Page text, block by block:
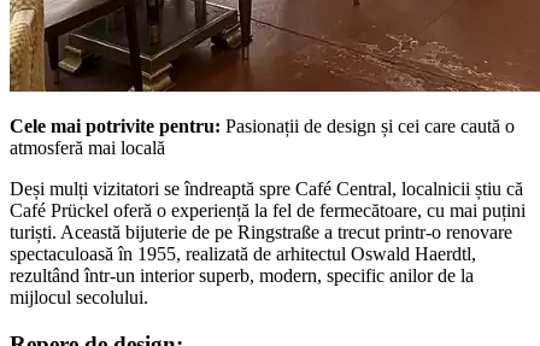
Cele mai potrivite pentru: Pasionații de design și cei care caută o
atmosferă mai locală
Deși mulți vizitatori se îndreaptă spre Café Central, localnicii știu că
Café Prückel oferă o experiență la fel de fermecătoare, cu mai puțini
turiști. Această bijuterie de pe Ringstraße a trecut printr-o renovare
spectaculoasă în 1955, realizată de arhitectul Oswald Haerdtl,
rezultând într-un interior superb, modern, specific anilor de la
mijlocul secolului.